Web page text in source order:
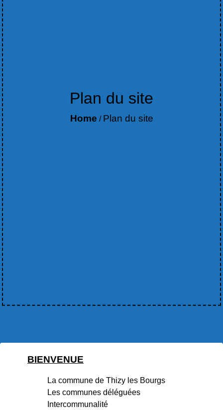
Plan du site
Home / Plan du site
BIENVENUE
La commune de Thizy les Bourgs
Les communes déléguées
Intercommunalité